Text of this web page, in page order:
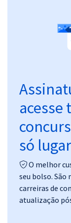
Blog
Aprovados
Atendimento
acesse
só
O melhor
seu bolso. São
carreiras de
atualização